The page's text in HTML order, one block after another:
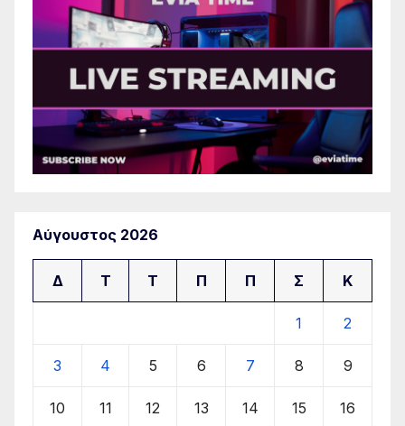
Αύγουστος 2026
Δ Τ Τ Π Π Σ Κ
1 2
3 4 5 6 7 8 9
10 11 12 13 14 15 16